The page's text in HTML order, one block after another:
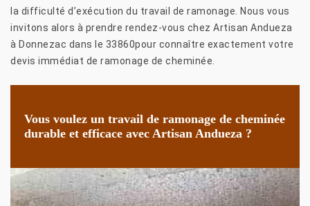
la difficulté d’exécution du travail de ramonage. Nous vous
invitons alors à prendre rendez-vous chez Artisan Andueza
à Donnezac dans le 33860pour connaître exactement votre
devis immédiat de ramonage de cheminée.
Vous voulez un travail de ramonage de cheminée
durable et efficace avec Artisan Andueza ?